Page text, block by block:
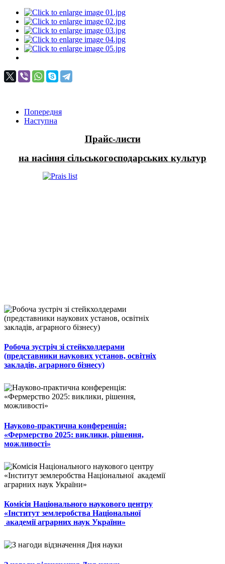
Попередня
Наступна
Прайс-листи
на насіння сільськогосподарських культур
Робоча зустріч зі стейкхолдерами
(представники наукових установ, освітніх
закладів, аграрного бізнесу)
Науково-практична конференція:
«Фермерство 2025: виклики, рішення,
можливості»
Комісія Національного наукового центру
«Інститут землеробства Національної
академії аграрних наук України»